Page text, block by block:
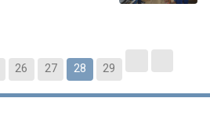
26 27 28 29